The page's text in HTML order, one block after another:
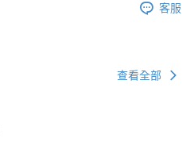
客服
查看全部